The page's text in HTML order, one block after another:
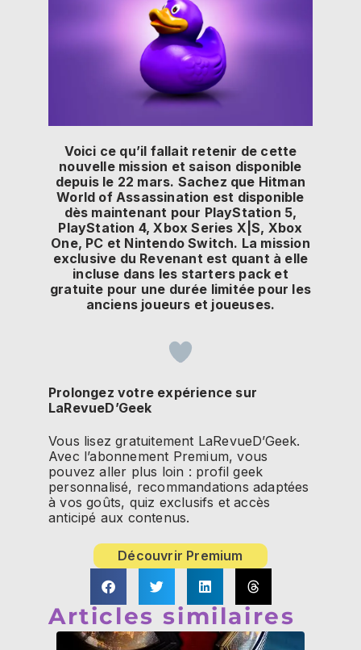
Voici ce qu’il fallait retenir de cette
nouvelle mission et saison disponible
depuis le 22 mars. Sachez que Hitman
World of Assassination est disponible
dès maintenant pour PlayStation 5,
PlayStation 4, Xbox Series X|S, Xbox
One, PC et Nintendo Switch. La mission
exclusive du Revenant est quant à elle
incluse dans les starters pack et
gratuite pour une durée limitée pour les
anciens joueurs et joueuses.
Prolongez votre expérience sur
LaRevueD’Geek
Vous lisez gratuitement LaRevueD’Geek.
Avec l’abonnement Premium, vous
pouvez aller plus loin : profil geek
personnalisé, recommandations adaptées
à vos goûts, quiz exclusifs et accès
anticipé aux contenus.
Découvrir Premium
Articles similaires